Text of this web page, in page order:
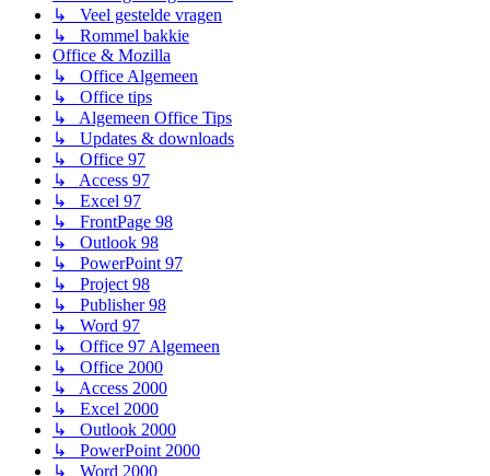
↳ Veel gestelde vragen
↳ Rommel bakkie
Office & Mozilla
↳ Office Algemeen
↳ Office tips
↳ Algemeen Office Tips
↳ Updates & downloads
↳ Office 97
↳ Access 97
↳ Excel 97
↳ FrontPage 98
↳ Outlook 98
↳ PowerPoint 97
↳ Project 98
↳ Publisher 98
↳ Word 97
↳ Office 97 Algemeen
↳ Office 2000
↳ Access 2000
↳ Excel 2000
↳ Outlook 2000
↳ PowerPoint 2000
↳ Word 2000